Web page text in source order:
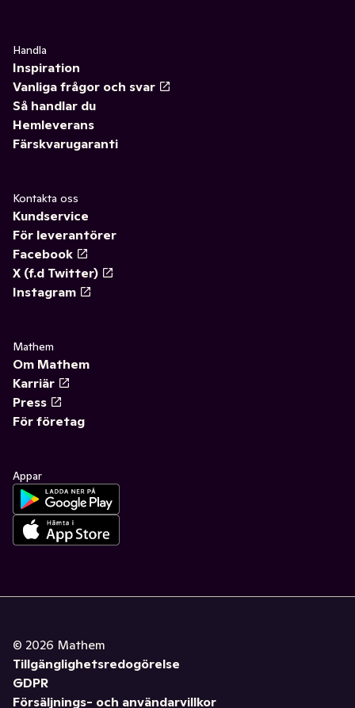
Handla
Inspiration
Vanliga frågor och svar
Så handlar du
Hemleverans
Färskvarugaranti
Kontakta oss
Kundservice
För leverantörer
Facebook
X (f.d Twitter)
Instagram
Mathem
Om Mathem
Karriär
Press
För företag
Appar
© 2026 Mathem
Tillgänglighetsredogörelse
GDPR
Försäljnings- och användarvillkor